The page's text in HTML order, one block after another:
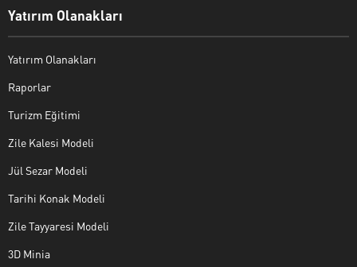
Yatırım Olanakları
Yatırım Olanakları
Raporlar
Turizm Eğitimi
Zile Kalesi Modeli
Jül Sezar Modeli
Tarihi Konak Modeli
Zile Tayyaresi Modeli
3D Minia